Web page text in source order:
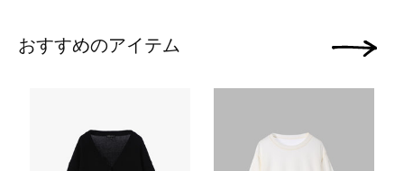
おすすめのアイテム 次の画像